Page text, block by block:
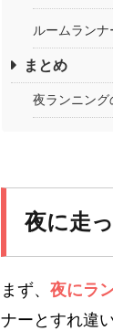
ルームランナ
まとめ
夜ランニング
夜に走
まず、 夜にラ
ナーとすれ違